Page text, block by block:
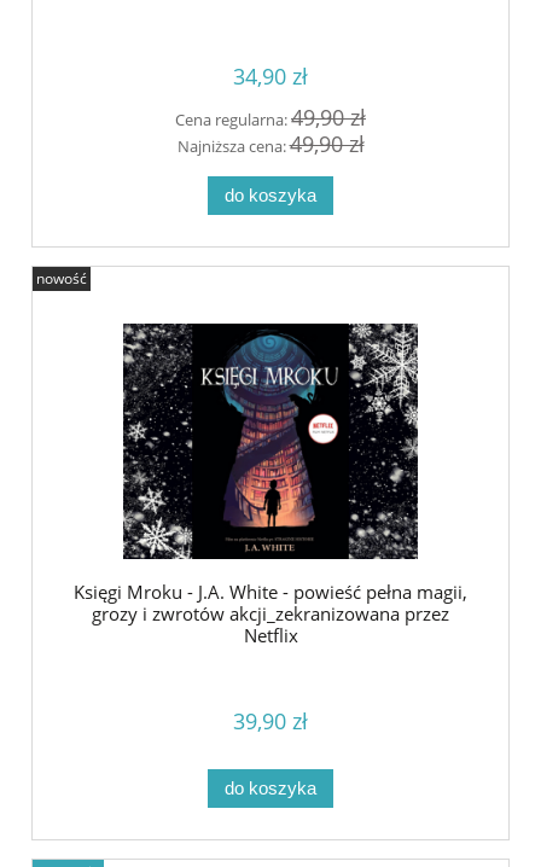
34,90 zł
Cena regularna:49,90 zł
Najniższa cena:49,90 zł
do koszyka
Księgi Mroku - J.A. White - powieść pełna magii,
grozy i zwrotów akcji_zekranizowana przez
Netflix
39,90 zł
do koszyka
nowość